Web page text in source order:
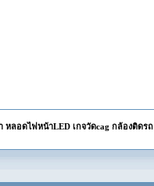
หลอดไฟหน้าLED เกจวัดcag กล้องติดรถ